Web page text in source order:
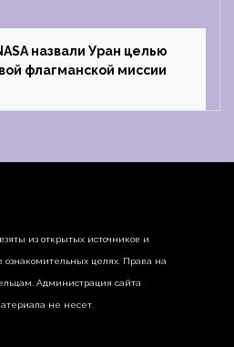
назвали Уран целью
флагманской миссии
из открытых источников и
ознакомительных целях. Права на
Администрация сайта
не несет.